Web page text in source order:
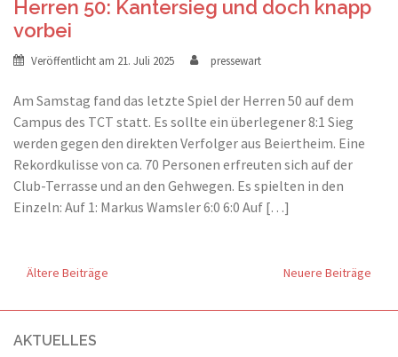
Herren 50: Kantersieg und doch knapp
vorbei
Veröffentlicht am 21. Juli 2025 pressewart
Am Samstag fand das letzte Spiel der Herren 50 auf dem
Campus des TCT statt. Es sollte ein überlegener 8:1 Sieg
werden gegen den direkten Verfolger aus Beiertheim. Eine
Rekordkulisse von ca. 70 Personen erfreuten sich auf der
Club-Terrasse und an den Gehwegen. Es spielten in den
Einzeln: Auf 1: Markus Wamsler 6:0 6:0 Auf […]
Beitragsnavigation
Ältere Beiträge Neuere Beiträge
AKTUELLES